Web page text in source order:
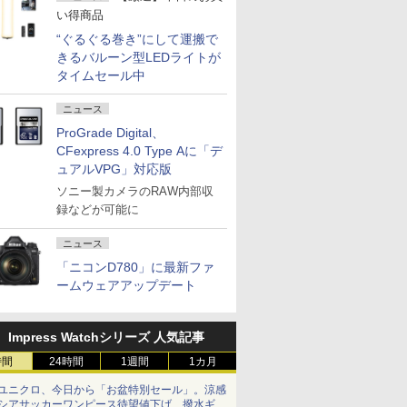
い得商品
“ぐるぐる巻き”にして運搬で
きるバルーン型LEDライトが
タイムセール中
ニュース
ProGrade Digital、
CFexpress 4.0 Type Aに「デ
ュアルVPG」対応版
ソニー製カメラのRAW内部収
録などが可能に
ニュース
「ニコンD780」に最新ファ
ームウェアアップデート
Impress Watchシリーズ 人気記事
24時間 1週間 1カ月
ニクロ、今日から「お盆特別セール」。涼感
アサッカーワンピース待望値下げ、撥水ギア